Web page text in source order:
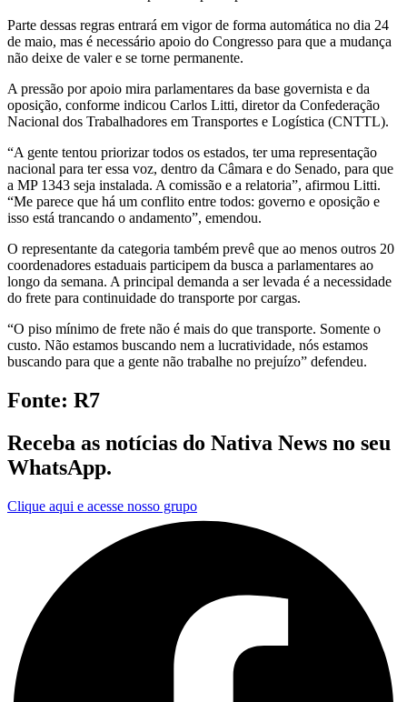
Parte dessas regras entrará em vigor de forma automática no dia 24
de maio, mas é necessário apoio do Congresso para que a mudança
não deixe de valer e se torne permanente.
A pressão por apoio mira parlamentares da base governista e da
oposição, conforme indicou Carlos Litti, diretor da Confederação
Nacional dos Trabalhadores em Transportes e Logística (CNTTL).
“A gente tentou priorizar todos os estados, ter uma representação
nacional para ter essa voz, dentro da Câmara e do Senado, para que
a MP 1343 seja instalada. A comissão e a relatoria”, afirmou Litti.
“Me parece que há um conflito entre todos: governo e oposição e
isso está trancando o andamento”, emendou.
O representante da categoria também prevê que ao menos outros 20
coordenadores estaduais participem da busca a parlamentares ao
longo da semana. A principal demanda a ser levada é a necessidade
do frete para continuidade do transporte por cargas.
“O piso mínimo de frete não é mais do que transporte. Somente o
custo. Não estamos buscando nem a lucratividade, nós estamos
buscando para que a gente não trabalhe no prejuízo” defendeu.
Fonte: R7
Receba as notícias do Nativa News no seu
WhatsApp.
Clique aqui e acesse nosso grupo